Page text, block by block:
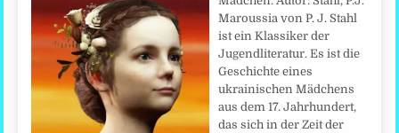
Maroussia von P. J. Stahl
ist ein Klassiker der
Jugendliteratur. Es ist die
Geschichte eines
ukrainischen Mädchens
aus dem 17. Jahrhundert,
das sich in der Zeit der